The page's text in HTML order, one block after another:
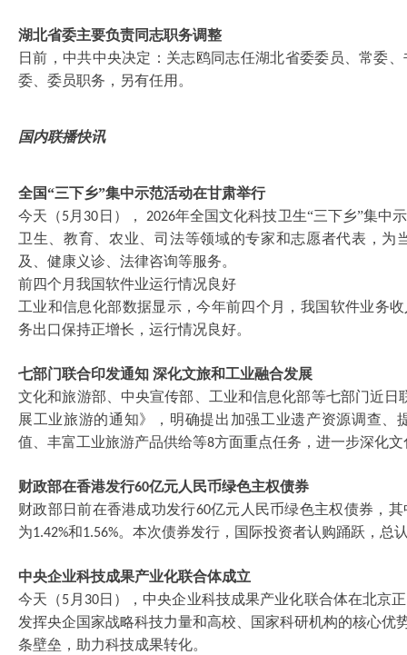
湖北省委主要负责同志职务调整
日前，中共中央决定：关志鸥同志任湖北省委委员、常委
委、委员职务，另有任用。
国内联播快讯
全国“三下乡”集中示范活动在甘肃举行
今天（5月 30 日）， 2026年全国文化科技卫生“三下乡”集中
卫生、教育、农业、司法等领域的专家和志愿者代表，为
及、健康义诊、法律咨询等服务。
前四个月我国软件业运行情况良好
工业和信息化部数据显示，今年前四个月，我国软件业务
务出口保持正增长，运行情况良好。
七部门联合印发通知 深化文旅和工业融合发展
文化和旅游部、中央宣传部、工业和信息化部等七部门近日
展工业旅游的通知》，明确提出加强工业遗产资源调查
值、丰富工业旅游产品供给等8方面重点任务，进一步深化
财政部在香港发行60亿元人民币绿色主权债券
财政部日前在香港成功发行60亿元人民币绿色主权债券，其
为1.42%和1.56%。本次债券发行，国际投资者认购踊跃，总
中央企业科技成果产业化联合体成立
今天（5 月 30日），中央企业科技成果产业化联合体在北京
发挥央企国家战略科技力量和高校、国家科研机构的核心优
条壁垒，助力科技成果转化。